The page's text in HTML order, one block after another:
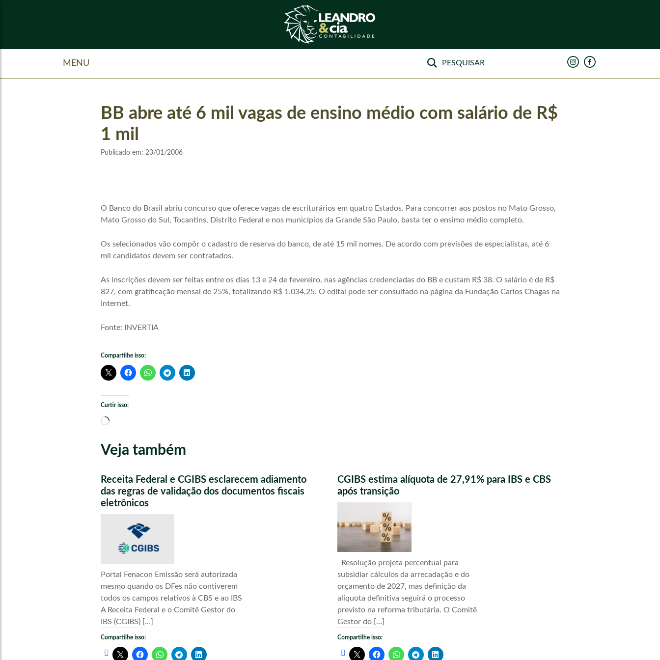
MENU
BB abre até 6 mil vagas de ensino médio com salário de R$
1 mil
Publicado em: 23/01/2006
O Banco do Brasil abriu concurso que oferece vagas de escriturários em quatro Estados. Para concorrer aos postos no Mato Grosso,
Mato Grosso do Sul, Tocantins, Distrito Federal e nos municípios da Grande São Paulo, basta ter o ensimo médio completo.
Os selecionados vão compôr o cadastro de reserva do banco, de até 15 mil nomes. De acordo com previsões de especialistas, até 6
mil candidatos devem ser contratados.
As inscrições devem ser feitas entre os dias 13 e 24 de fevereiro, nas agências credenciadas do BB e custam R$ 38. O salário é de R$
827, com gratificação mensal de 25%, totalizando R$ 1.034,25. O edital pode ser consultado na página da Fundação Carlos Chagas na
Internet.
Fonte: INVERTIA
Compartilhe isso:
Curtir isso:
Carregando...
Veja também
Receita Federal e CGIBS esclarecem adiamento
das regras de validação dos documentos fiscais
eletrônicos
Portal Fenacon Emissão será autorizada
mesmo quando os DFes não contiverem
todos os campos relativos à CBS e ao IBS
A Receita Federal e o Comitê Gestor do
IBS (CGIBS) […]
Compartilhe isso:
CGIBS estima alíquota de 27,91% para IBS e CBS
após transição
Resolução projeta percentual para
subsidiar cálculos da arrecadação e do
orçamento de 2027, mas definição da
alíquota definitiva seguirá o processo
previsto na reforma tributária. O Comitê
Gestor do […]
Compartilhe isso: